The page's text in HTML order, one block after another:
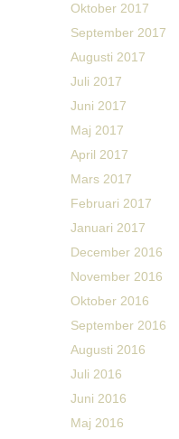
Oktober 2017
September 2017
Augusti 2017
Juli 2017
Juni 2017
Maj 2017
April 2017
Mars 2017
Februari 2017
Januari 2017
December 2016
November 2016
Oktober 2016
September 2016
Augusti 2016
Juli 2016
Juni 2016
Maj 2016